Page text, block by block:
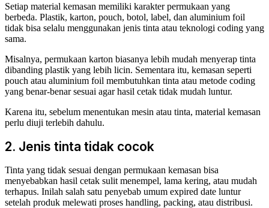
Setiap material kemasan memiliki karakter permukaan yang
berbeda. Plastik, karton, pouch, botol, label, dan aluminium foil
tidak bisa selalu menggunakan jenis tinta atau teknologi coding yang
sama.
Misalnya, permukaan karton biasanya lebih mudah menyerap tinta
dibanding plastik yang lebih licin. Sementara itu, kemasan seperti
pouch atau aluminium foil membutuhkan tinta atau metode coding
yang benar-benar sesuai agar hasil cetak tidak mudah luntur.
Karena itu, sebelum menentukan mesin atau tinta, material kemasan
perlu diuji terlebih dahulu.
2. Jenis tinta tidak cocok
Tinta yang tidak sesuai dengan permukaan kemasan bisa
menyebabkan hasil cetak sulit menempel, lama kering, atau mudah
terhapus. Inilah salah satu penyebab umum expired date luntur
setelah produk melewati proses handling, packing, atau distribusi.